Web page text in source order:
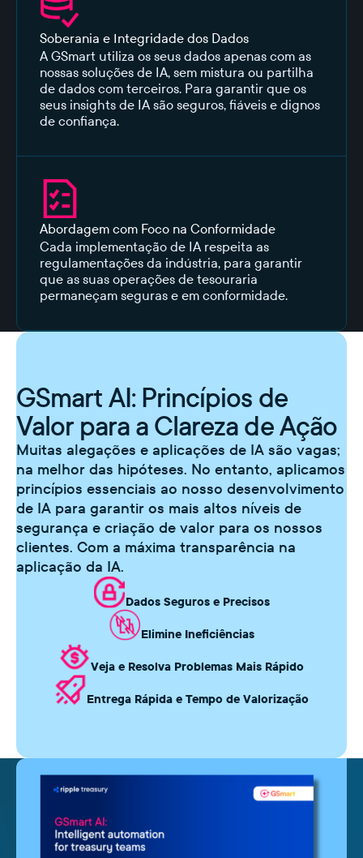
Soberania e Integridade dos Dados
A GSmart utiliza os seus dados apenas com as
nossas soluções de IA, sem mistura ou partilha
de dados com terceiros. Para garantir que os
seus insights de IA são seguros, fiáveis e dignos
de confiança.
Abordagem com Foco na Conformidade
Cada implementação de IA respeita as
regulamentações da indústria, para garantir
que as suas operações de tesouraria
permaneçam seguras e em conformidade.
GSmart AI: Princípios de
Valor para a Clareza de Ação
Muitas alegações e aplicações de IA são vagas;
na melhor das hipóteses. No entanto, aplicamos
princípios essenciais ao nosso desenvolvimento
de IA para garantir os mais altos níveis de
segurança e criação de valor para os nossos
clientes. Com a máxima transparência na
aplicação da IA.
Dados Seguros e Precisos
Elimine Ineficiências
Veja e Resolva Problemas Mais Rápido
Entrega Rápida e Tempo de Valorização